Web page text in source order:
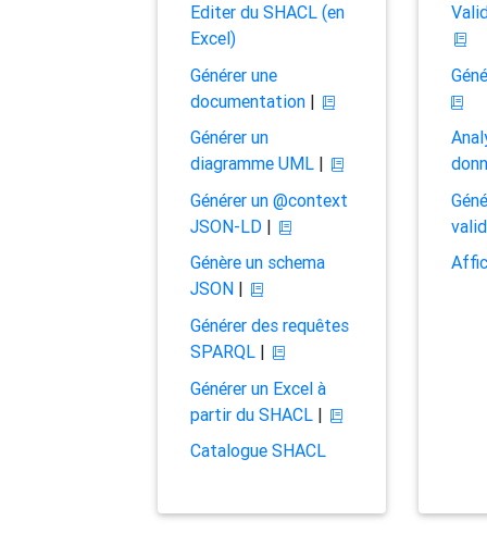
Editer du SHACL (en
Excel)
Générer une
documentation|
Générer un
diagramme UML|
Générer un @context
JSON-LD|
Génère un schema
JSON|
Générer des requêtes
SPARQL|
Générer un Excel à
partir du SHACL|
Catalogue SHACL